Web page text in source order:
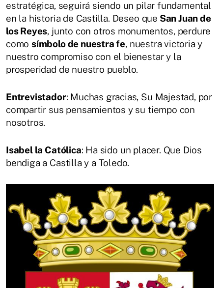
estratégica, seguirá siendo un pilar fundamental
en la historia de Castilla. Deseo que San Juan de
los Reyes, junto con otros monumentos, perdure
comosímbolo de nuestra fe, nuestra victoria y
nuestro compromiso con el bienestar y la
prosperidad de nuestro pueblo.
Entrevistador: Muchas gracias, Su Majestad, por
compartir sus pensamientos y su tiempo con
nosotros.
Isabel la Católica: Ha sido un placer. Que Dios
bendiga a Castilla y a Toledo.